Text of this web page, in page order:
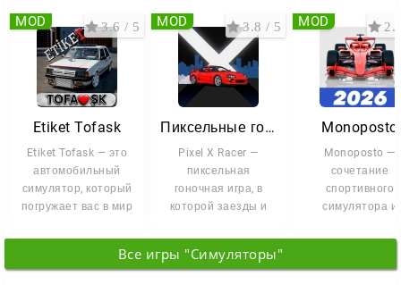
Другие улучшения:
выше производительность на HDD и медленных SSD;
корректное отображение маршрута на мини-карте;
запуск фейерверков в Sunset City в честь обновления.
Etiket Tofask
Etiket Tofask — это
автомобильный
симулятор, который
погружает вас в мир
гонок на
3.6 / 5
MOD
Пиксельные гонки
Pixel X Racer —
пиксельная
гоночная игра, в
которой заезды и
сильнее, чем
3.8 / 5
MOD
Monoposto
Monoposto —
сочетание
спортивного
симулятора и
для тех, кто
MOD
Все игры "Симуляторы"